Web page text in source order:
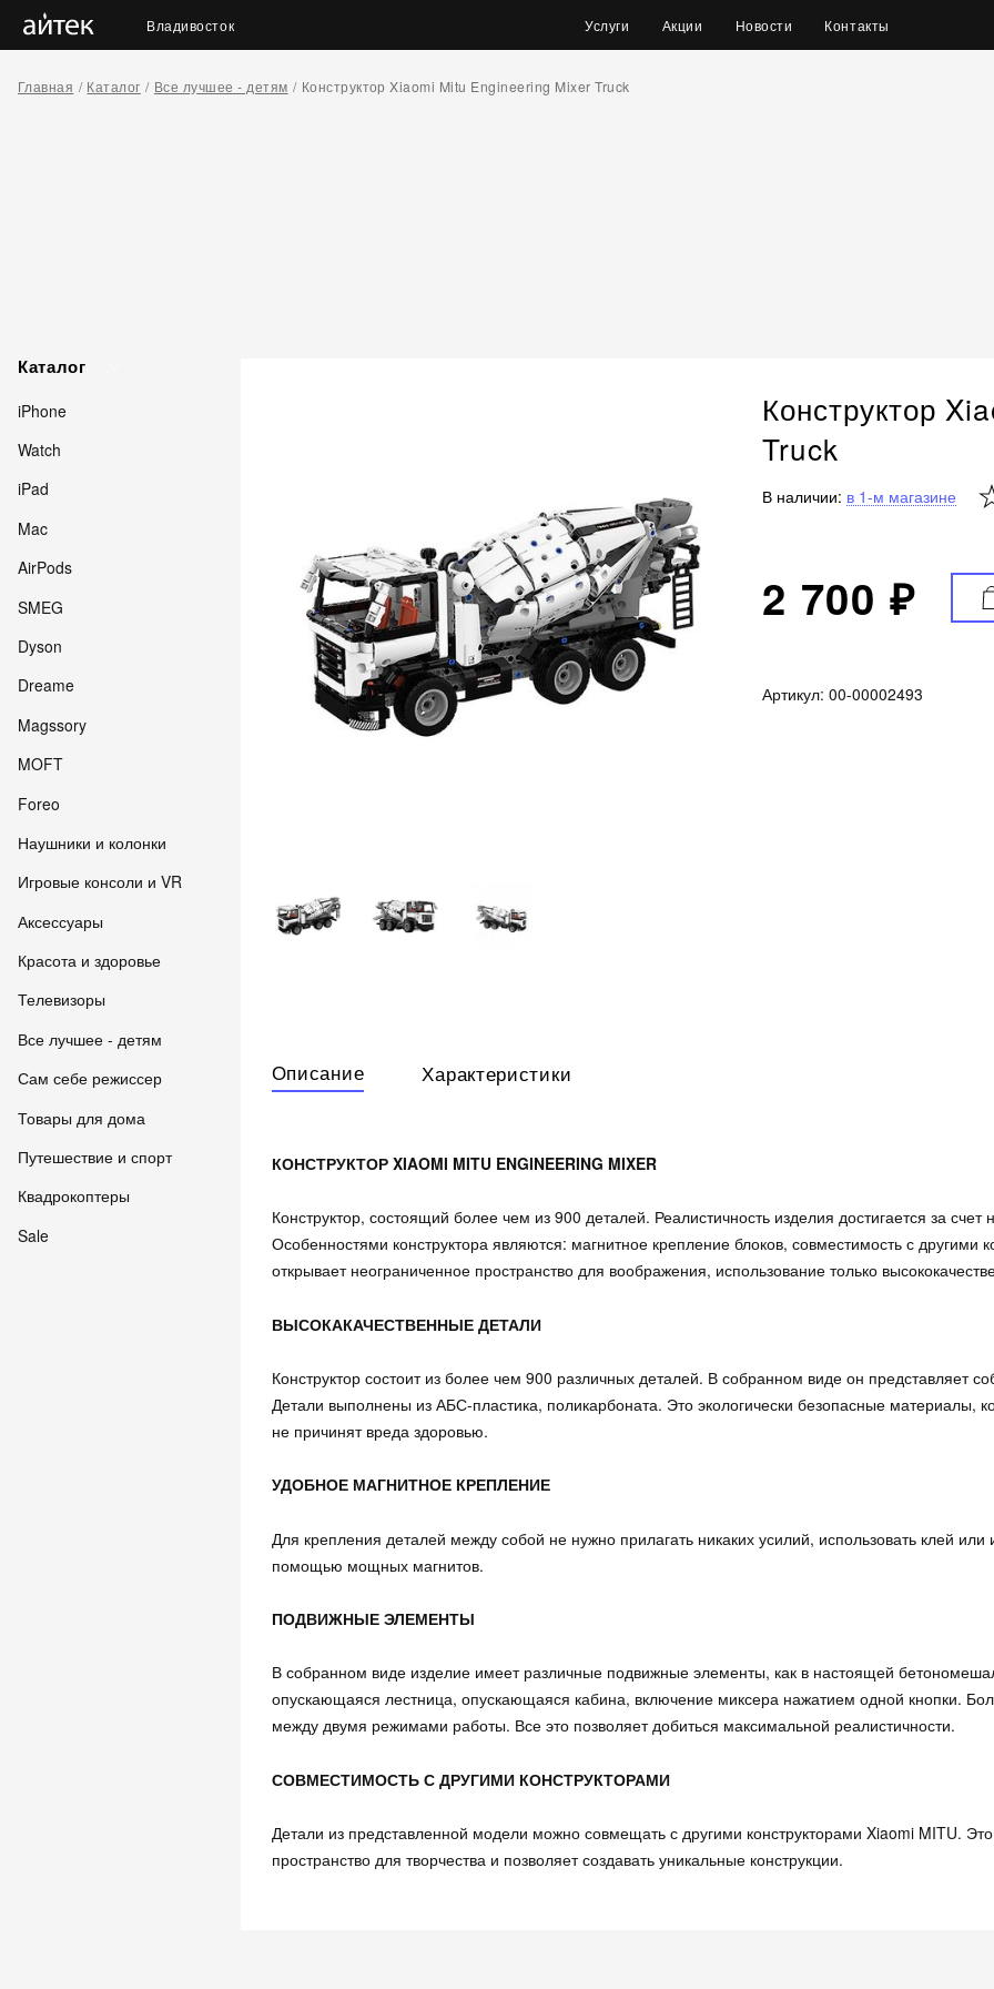
Владивосток Услуги Акции Новости Контакты
Главная Каталог Все лучшее - детям Конструктор Xiaomi Mitu Engineering Mixer Truck
Каталог
iPhone
Watch
iPad
Mac
AirPods
SMEG
Dyson
Dreame
Magssory
MOFT
Foreo
Наушники и колонки
Игровые консоли и VR
Аксессуары
Красота и здоровье
Телевизоры
Все лучшее - детям
Сам себе режиссер
Товары для дома
Путешествие и спорт
Квадрокоптеры
Sale
Конструктор
Truck
В наличии: в 1-м магазине
2 700 ₽
Артикул: 00-00002493
Описание Характеристики
КОНСТРУКТОР XIAOMI MITU ENGINEERING MIXER
Конструктор, состоящий более чем из 900 деталей. Реалистичность изделия достигается за
Особенностями конструктора являются: магнитное крепление блоков, совместимость с другими
открывает неограниченное пространство для воображения, использование только
ВЫСОКАКАЧЕСТВЕННЫЕ ДЕТАЛИ
Конструктор состоит из более чем 900 различных деталей. В собранном виде он представляет
Детали выполнены из АБС-пластика, поликарбоната. Это экологически безопасные материалы,
не причинят вреда здоровью.
УДОБНОЕ МАГНИТНОЕ КРЕПЛЕНИЕ
Для крепления деталей между собой не нужно прилагать никаких усилий, использовать клей
помощью мощных магнитов.
ПОДВИЖНЫЕ ЭЛЕМЕНТЫ
В собранном виде изделие имеет различные подвижные элементы, как в настоящей
опускающаяся лестница, опускающаяся кабина, включение миксера нажатием одной кнопки.
между двумя режимами работы. Все это позволяет добиться максимальной реалистичности.
СОВМЕСТИМОСТЬ С ДРУГИМИ КОНСТРУКТОРАМИ
Детали из представленной модели можно совмещать с другими конструкторами Xiaomi MITU.
пространство для творчества и позволяет создавать уникальные конструкции.